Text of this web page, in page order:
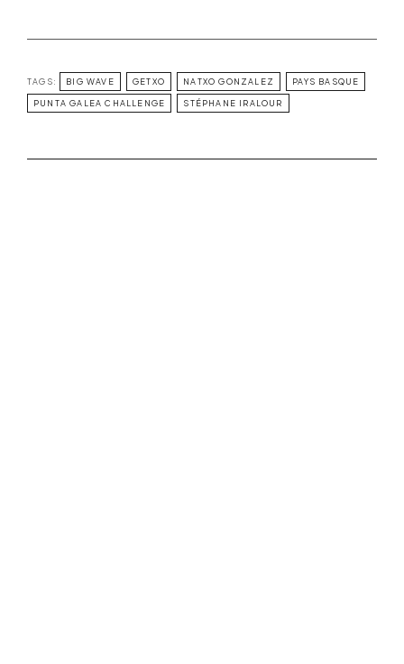
TAGS: BIG WAVE GETXO NATXO GONZALEZ PAYS BASQUE
PUNTA GALEA CHALLENGE STÉPHANE IRALOUR